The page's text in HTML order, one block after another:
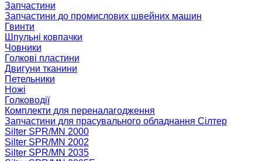
Запчастини
Запчастини до промислових швейних машин
Гвинти
Шпульні ковпачки
Човники
Голкові пластини
Двигуни тканини
Петельники
Ножі
Голководії
Комплекти для переналагодження
Запчастини для прасувального обладнання Сілтер
Silter SPR/MN 2000
Silter SPR/MN 2002
Silter SPR/MN 2035